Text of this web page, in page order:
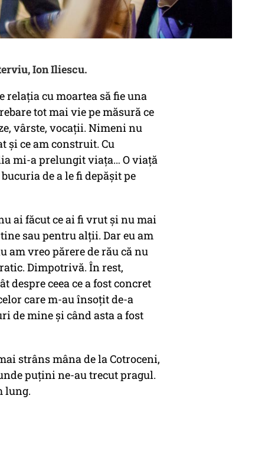
Ion Iliescu.
relația cu moartea să fie una
tot mai vie pe măsură ce
vârste, vocații. Nimeni nu
și ce am construit. Cu
mi-a prelungit viața… O viață
de a le fi depășit pe
ai făcut ce ai fi vrut și nu mai
sau pentru alții. Dar eu am
am vreo părere de rău că nu
Dimpotrivă. În rest,
despre ceea ce a fost concret
care m-au însoțit de-a
de mine și când asta a fost
strâns mâna de la Cotroceni,
puțini ne-au trecut pragul.
lung.